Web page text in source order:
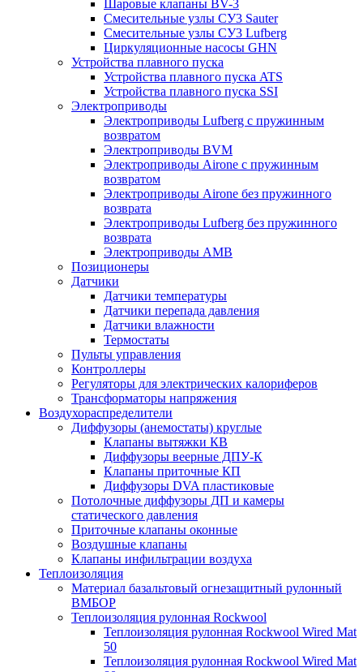
Шаровые клапаны BV-3
Смесительные узлы СУ3 Sauter
Смесительные узлы СУ3 Lufberg
Циркуляционные насосы GHN
Устройства плавного пуска
Устройства плавного пуска ATS
Устройства плавного пуска SSI
Электроприводы
Электроприводы Lufberg c пружинным
возвратом
Электроприводы BVM
Электроприводы Airone c пружинным
возвратом
Электроприводы Airone без пружинного
возврата
Электроприводы Lufberg без пружинного
возврата
Электроприводы AMB
Позиционеры
Датчики
Датчики температуры
Датчики перепада давления
Датчики влажности
Термостаты
Пульты управления
Контроллеры
Регуляторы для электрических калориферов
Трансформаторы напряжения
Воздухораспределители
Диффузоры (анемостаты) круглые
Клапаны вытяжки КВ
Диффузоры веерные ДПУ-К
Клапаны приточные КП
Диффузоры DVA пластиковые
Потолочные диффузоры ДП и камеры
статического давления
Приточные клапаны оконные
Воздушные клапаны
Клапаны инфильтрации воздуха
Теплоизоляция
Материал базальтовый огнезащитный рулонный
ВМБОР
Теплоизоляция рулонная Rockwool
Теплоизоляция рулонная Rockwool Wired Mat
50
Теплоизоляция рулонная Rockwool Wired Mat